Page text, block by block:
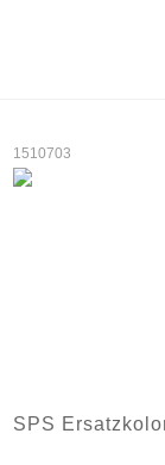
1510703
SPS